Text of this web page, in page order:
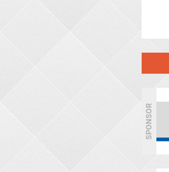
SPONSOR